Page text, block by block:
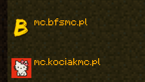
mc.bfsmc.pl
mc.kociakmc.pl